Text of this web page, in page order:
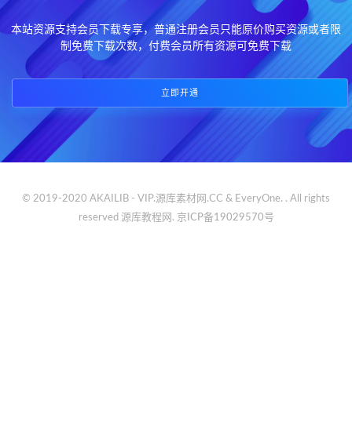
本站资源支持会员下载专享，普通注册会员只能原价购买资源或者限
制免费下载次数，付费会员所有资源可免费下载
立即开通
© 2019-2020 AKAILIB - VIP.源库素材网.CC & EveryOne. . All rights
reserved 源库教程网. 京ICP备19029570号